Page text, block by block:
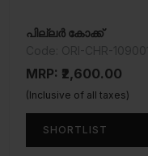
പില്ലർ കോക്ക്
MRP: ₹2,600.00
(Inclusive of all taxes)
SHORTLIST
പില്ലർ കോക്ക്
MRP: ₹3,900.00
(Inclusive of all taxes)
SHORTLIST